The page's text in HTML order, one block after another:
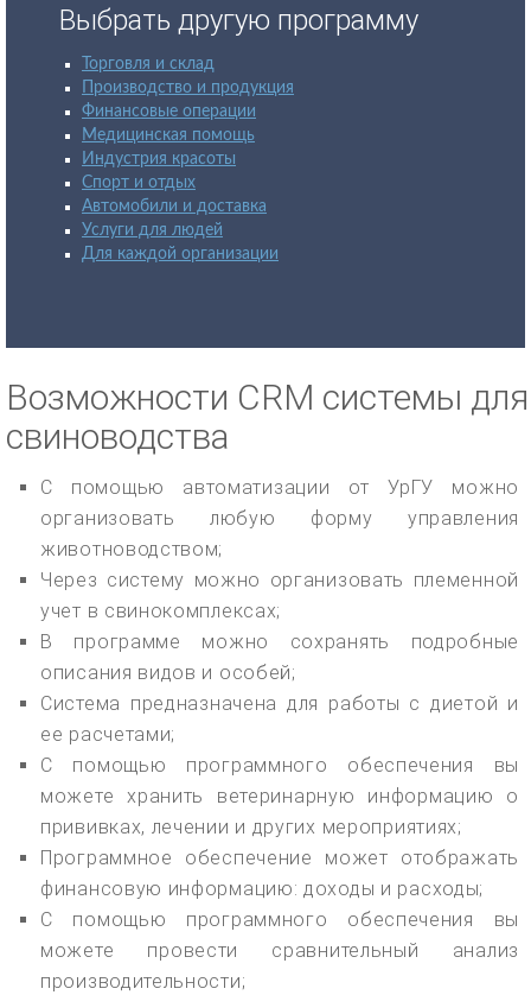
Выбрать другую программу
Торговля и склад
Производство и продукция
Финансовые операции
Медицинская помощь
Индустрия красоты
Спорт и отдых
Автомобили и доставка
Услуги для людей
Для каждой организации
Возможности CRM системы для
свиноводства
С помощью автоматизации от УрГУ можно
организовать любую форму управления
животноводством;
Через систему можно организовать племенной
учет в свинокомплексах;
В программе можно сохранять подробные
описания видов и особей;
Система предназначена для работы с диетой и
ее расчетами;
С помощью программного обеспечения вы
можете хранить ветеринарную информацию о
прививках, лечении и других мероприятиях;
Программное обеспечение может отображать
финансовую информацию: доходы и расходы;
С помощью программного обеспечения вы
можете провести сравнительный анализ
производительности;